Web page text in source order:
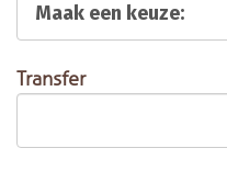
Transfer